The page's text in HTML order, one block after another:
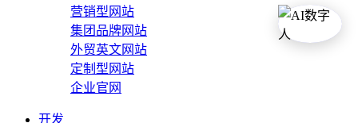
营销型网站
集团品牌网站
外贸英文网站
定制型网站
企业官网
开发